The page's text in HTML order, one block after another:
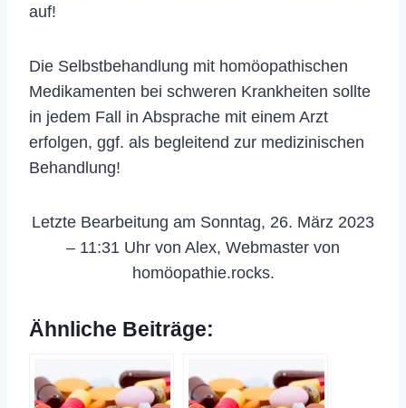
auf!
Die Selbstbehandlung mit homöopathischen
Medikamenten bei schweren Krankheiten sollte
in jedem Fall in Absprache mit einem Arzt
erfolgen, ggf. als begleitend zur medizinischen
Behandlung!
Letzte Bearbeitung am Sonntag, 26. März 2023
– 11:31 Uhr von Alex, Webmaster von
homöopathie.rocks.
Ähnliche Beiträge: